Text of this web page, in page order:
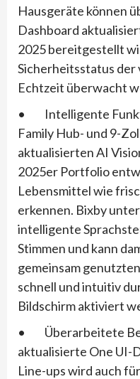
Hausgeräte können
Dashboard
2025 bereitgestellt
Sicherheitsstatus
Echtzeit überwacht
• Intelligente
Family Hub- und 9-
aktualisierten AI
2025er Portfolio
Lebensmittel wie
erkennen. Bixby
intelligente
Stimmen und kann
gemeinsam
schnell und intuitiv
Bildschirm aktiviert
• Überarbeitete
aktualisierte One UI-
Line-ups wird auch